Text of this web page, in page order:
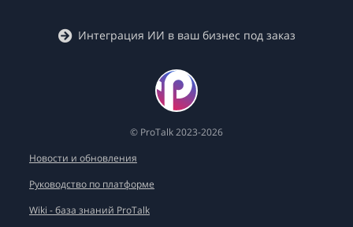
Интеграция ИИ в ваш бизнес под заказ
© ProTalk 2023-2026
Новости и обновления
Руководство по платформе
Wiki - база знаний ProTalk